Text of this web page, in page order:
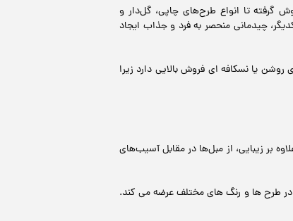
گرفته تا انواع طرح‌های چاپی، گل‌دار و
چیدمانی منحصر به فرد و جذاب ایجاد
یا نسکافه ای فروش بالایی دارد زیرا
بر زیبایی، از مبل‌ها در مقابل آسیب‌های
طرح ها و رنگ های مختلف عرضه می کند.